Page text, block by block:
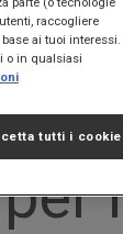
raccogliere
ai tuoi interessi.
o in qualsiasi
tutti i cookie